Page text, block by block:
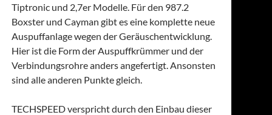
Tiptronic und 2,7er Modelle. Für den 987.2
Boxster und Cayman gibt es eine komplette neue
Auspuffanlage wegen der Geräuschentwicklung.
Hier ist die Form der Auspuffkrümmer und der
Verbindungsrohre anders angefertigt. Ansonsten
sind alle anderen Punkte gleich.
TECHSPEED verspricht durch den Einbau dieser